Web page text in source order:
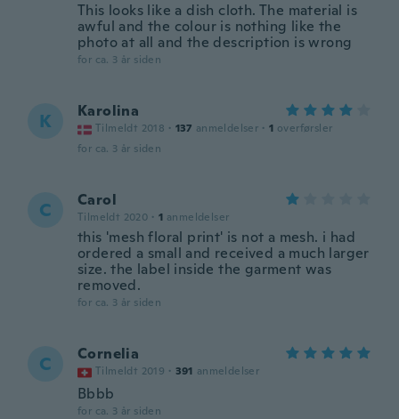
This looks like a dish cloth. The material is
awful and the colour is nothing like the
photo at all and the description is wrong
for ca. 3 år siden
K Karolina
Tilmeldt 2018 · 137 anmeldelser · 1 overførsler
for ca. 3 år siden
C Carol
Tilmeldt 2020 · 1 anmeldelser
this 'mesh floral print' is not a mesh. i had
ordered a small and received a much larger
size. the label inside the garment was
removed.
for ca. 3 år siden
C Cornelia
Tilmeldt 2019 · 391 anmeldelser
Bbbb
for ca. 3 år siden